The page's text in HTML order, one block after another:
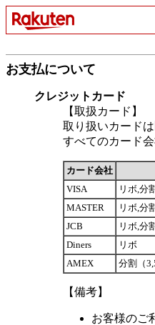
お支払について
クレジットカード
【取扱カード】
取り扱いカード
すべてのカード
カード会社
VISA
リボ,分
MASTER
リボ,分
JCB
リボ,分
Diners
リボ
AMEX
分割（
【備考】
お客様のご